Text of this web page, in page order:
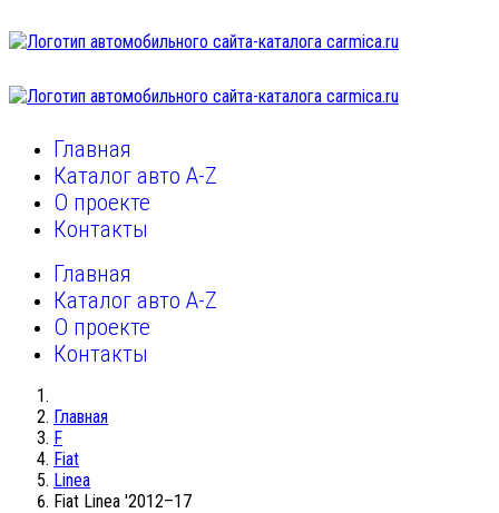
Главная
Каталог авто A-Z
О проекте
Контакты
Главная
Каталог авто A-Z
О проекте
Контакты
Главная
F
Fiat
Linea
Fiat Linea '2012–17